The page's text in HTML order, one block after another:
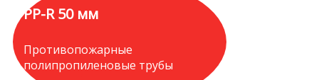
PP-R 50 мм
Противопожарные
полипропиленовые трубы